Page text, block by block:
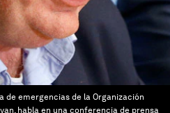
de emergencias de la Organización
habla en una conferencia de prensa